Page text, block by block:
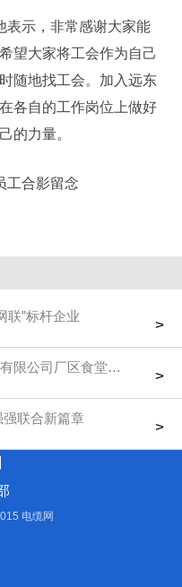
表示，非常感谢大家能
望大家将工会作为自己
随地找工会。加入远东
各自的工作岗位上做好
的力量。
工合影留念
联”标杆企业
>
限公司厂区食堂餐饮承包服
>
联合新篇章
>
电缆网